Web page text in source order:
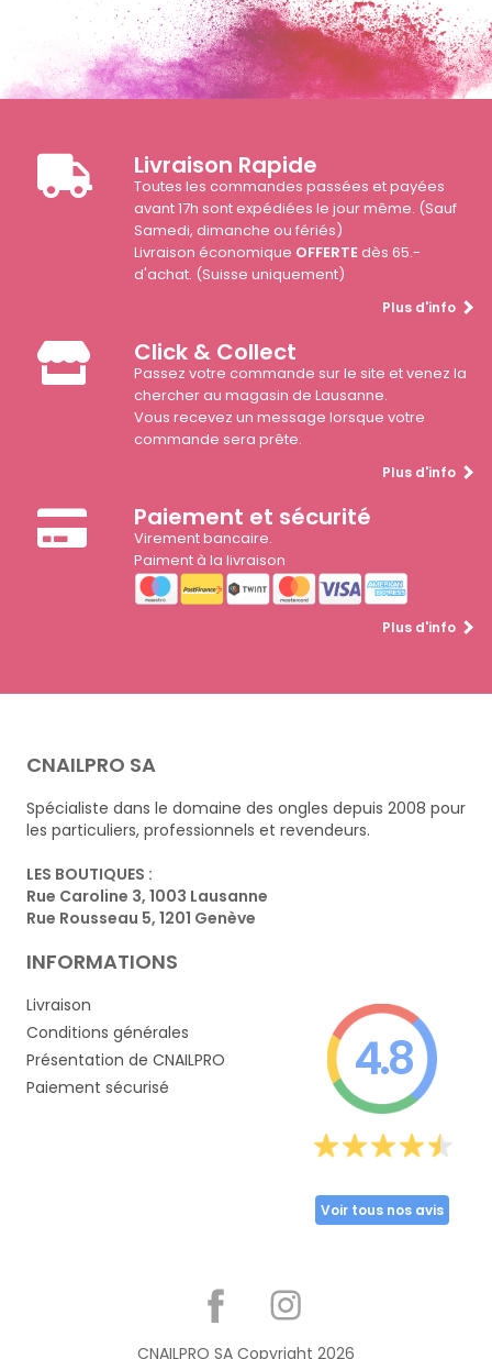
Livraison Rapide
Toutes les commandes passées et payées
avant 17h sont expédiées le jour même. (Sauf
Samedi, dimanche ou fériés)
Livraison économique OFFERTEdès 65.-
d'achat. (Suisse uniquement)
Plus d'info
Click & Collect
Passez votre commande sur le site et venez la
chercher au magasin de Lausanne.
Vous recevez un message lorsque votre
commande sera prête.
Plus d'info
Paiement et sécurité
Virement bancaire.
Paiment à la livraison
Plus d'info
CNAILPRO SA
Spécialiste dans le domaine des ongles depuis 2008 pour
les particuliers, professionnels et revendeurs.
LES BOUTIQUES :
Rue Caroline 3, 1003 Lausanne
Rue Rousseau 5, 1201 Genève
INFORMATIONS
Livraison
Conditions générales
Présentation de CNAILPRO
Paiement sécurisé
4.8
Voir tous nos avis
CNAILPRO SA Copyright 2026